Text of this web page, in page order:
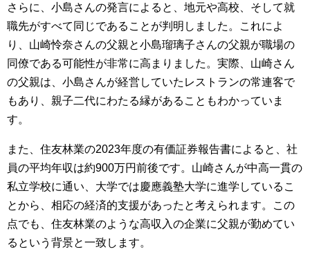
さらに、小島さんの発言によると、地元や高校、そして就
職先がすべて同じであることが判明しました。これによ
り、山崎怜奈さんの父親と小島瑠璃子さんの父親が職場の
同僚である可能性が非常に高まりました。実際、山崎さん
の父親は、小島さんが経営していたレストランの常連客で
もあり、親子二代にわたる縁があることもわかっていま
す。
また、住友林業の2023年度の有価証券報告書によると、社
員の平均年収は約900万円前後です。山崎さんが中高一貫の
私立学校に通い、大学では慶應義塾大学に進学しているこ
とから、相応の経済的支援があったと考えられます。この
点でも、住友林業のような高収入の企業に父親が勤めてい
るという背景と一致します。